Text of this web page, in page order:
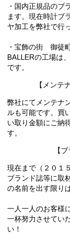
・国内正規品のブ
ます。現在時計ブ
ヤ加工を弊社で行
・宝飾の街 御徒
BALLERの工場は
です。
【メンテ
弊社にてメンテナ
ルも可能です。買
い取り金額にご納
す。
【
現在まで（２０１
ブランド誌等に取
の名前を出す限り
一人一人のお客様
一杯努力させてい
い！